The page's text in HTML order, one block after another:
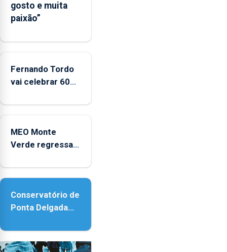
significativo”
da
entre
e
2025
gosto e muita
paixão”
Fernando Tordo
vai celebrar 60
no Coliseu
MEO Monte
Verde regressa
acessibilidade
Conservatório de
Ponta Delgada
novos
instrumentos